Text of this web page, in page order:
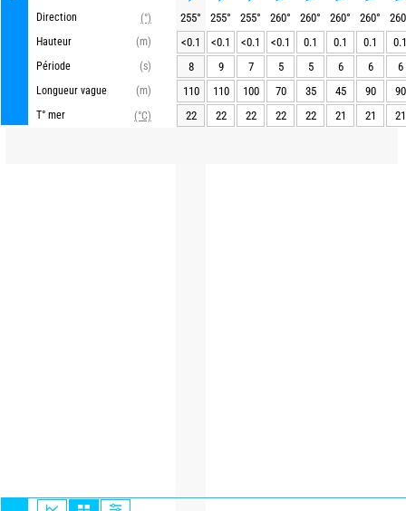
Direction
(°)
Hauteur
(m)
Période
(s)
Longueur vague
(m)
T° mer
(°C)
255° 255° 255° 260° 260° 260° 260°
260
<0.1
<0.1 <0.1 <0.1 0.1 0.1 0.1
0.1
8
9 7 5 5 6 6
6
110
110 100 70 35 45 90
90
22
22 22 22 22 21 21 21